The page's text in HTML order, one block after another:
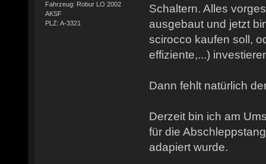
Fahrzeug: Robur LO 2002
AKSF
PLZ: A-3321
Schaltern. Alles
ausgebaut und jetzt
scirocco kaufen soll,
effiziente,...)
Dann fehlt natürlich
Derzeit bin ich am
für die
adapiert wurde.